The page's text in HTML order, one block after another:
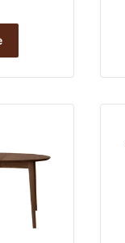
Ten
ma
wiele
wariantów.
wybrać
na
stronie
produktu